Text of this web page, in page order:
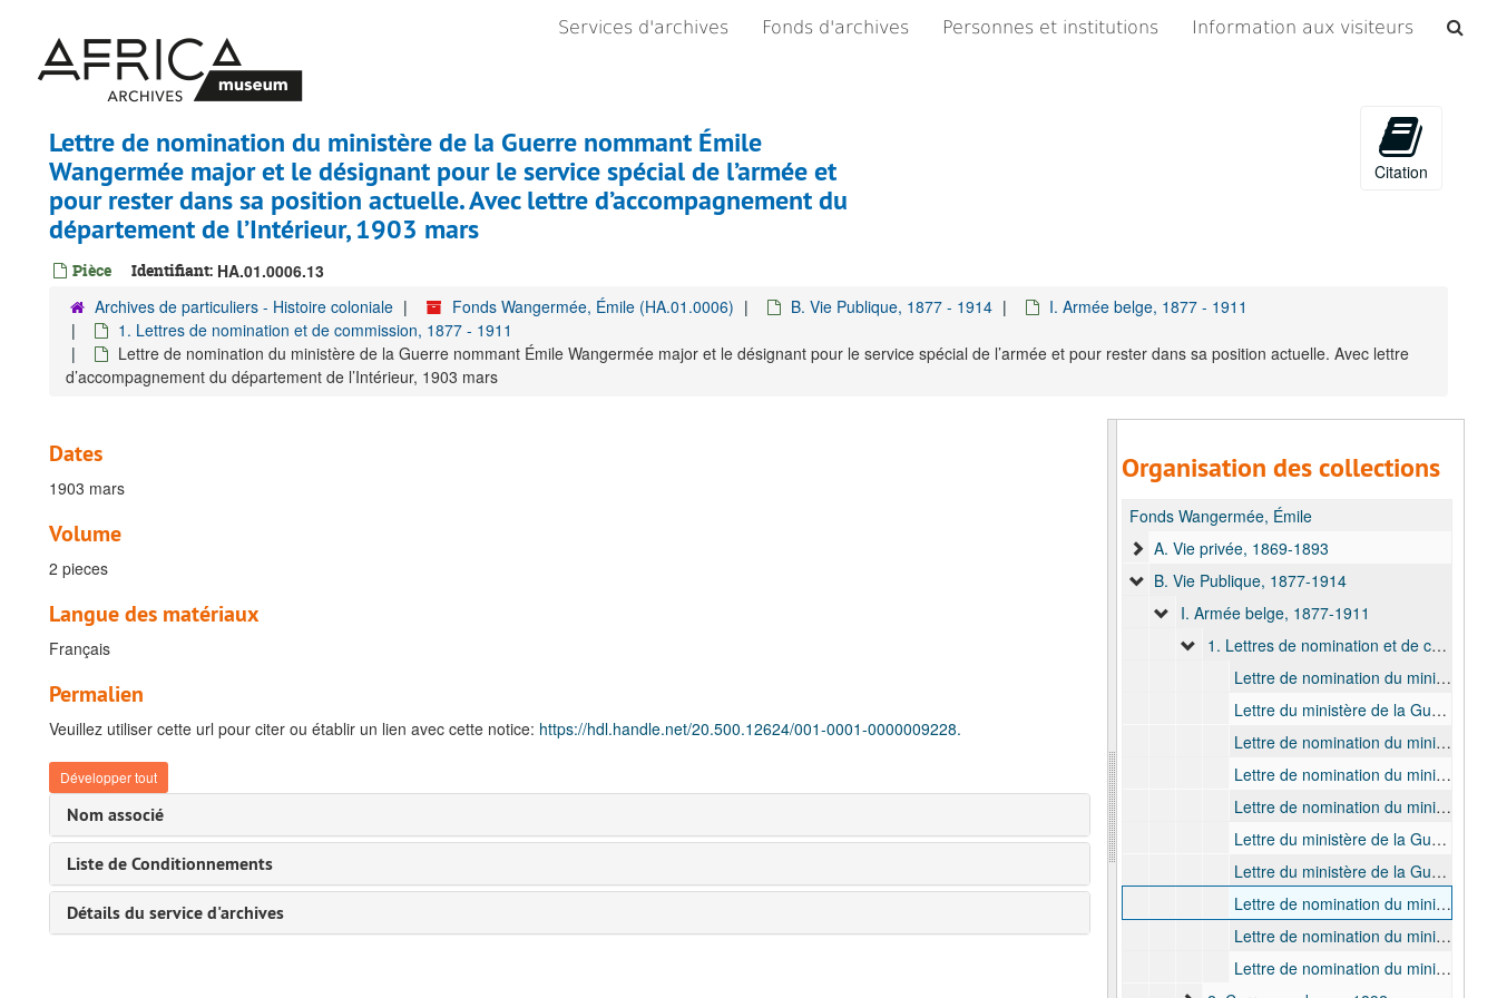
contenu
principal
Services d'archives Fonds d'archives Personnes et institutions Information aux visiteurs
Lettre de nomination du ministère de la Guerre nommant Émile
Wangermée major et le désignant pour le service spécial de l’armée et
pour rester dans sa position actuelle. Avec lettre d’accompagnement du
département de l’Intérieur, 1903 mars
Pièce Identifiant: HA.01.0006.13
Citation
Archives de particuliers - Histoire coloniale Fonds Wangermée, Émile (HA.01.0006) B. Vie Publique, 1877 - 1914
I. Armée belge, 1877 - 1911
1. Lettres de nomination et de commission, 1877 - 1911
Lettre de nomination du ministère de la Guerre nommant Émile Wangermée major et le désignant pour le service spécial de l’armée et pour rester dans sa position actuelle. Avec lettre
d’accompagnement du département de l’Intérieur, 1903 mars
Dates
1903 mars
Volume
2 pieces
Langue des matériaux
Français
Permalien
Veuillez utiliser cette url pour citer ou établir un lien avec cette notice: https://hdl.handle.net/20.500.12624/001-0001-0000009228.
Développer tout
Nom associé
Liste de Conditionnements
Détails du service d'archives
Organisation des collections
Fonds Wangermée, Émile
A. Vie privée, 1869-1893
B. Vie Publique, 1877-1914
I. Armée belge, 1877-1911
1. Lettres de nomination et de commission, 1877-1911
Lettre de nomination du ministère de la Guerre nommant Émile Wangermée lieutenant, 1877 mars
Lettre du ministère de la Guerre désignant Émile Wangermée pour être adjoint au commandant du génie à l’enceinte d’Anvers, 1878 avr.
Lettre de nomination du ministère de la Guerre nommant Émile Wangermée capitaine en second de 2e classe et le désignant pour le régiment du génie et pour rester détaché au ministère de la Guerre, 1885 mars
Lettre de nomination du ministère de la Guerre nommant Émile Wangermée capitaine en second de 1ère classe et le désignant pour être adjoint au commandant du génie à Namur (rive gauche) et pour cesser d'être détaché au ministère de la Guerre. En annexe: Etat indiquant des nominations et des mutations dans le personnel des officiers du génie, 1887 juin
Lettre de nomination du ministère de la Guerre nommant Émile Wangermée capitaine-commandant et le désignant pour l'état-major du génie et pour rester dans sa position actuelle, 1890 oct.
Lettre du ministère de la Guerre désignant Émile Wangermée pour être détaché provisoirement à l’Institut cartographique militaire, 1893 août
Lettre du ministère de la Guerre désignant Émile Wangermée pour être détaché provisoirement à l’Institut cartographique militaire, 1895 déc.
Lettre de nomination du ministère de la Guerre nommant Émile Wangermée major et le désignant pour le service spécial de l’armée et pour rester dans sa position actuelle. Avec lettre d’accompagnement du département de l’Intérieur, 1903 mars
Lettre de nomination du ministère de la Guerre nommant Émile Wangermée lieutenant-colonel et le désignant pour le service spécial et pour rester dans sa postion actuelle, 1908 déc.
Lettre de nomination du ministère de la Guerre nommant Émile Wangermée colonel, 1911 sept.